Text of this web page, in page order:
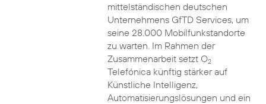
mittelständischen deutschen
Unternehmens GfTD Services, um
seine 28.000 Mobilfunkstandorte
zu warten. Im Rahmen der
Zusammenarbeit setzt O2
Telefónica künftig stärker auf
Künstliche Intelligenz,
Automatisierungslösungen und ein